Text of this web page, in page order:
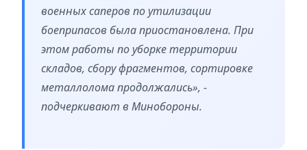
военных саперов по утилизации
боеприпасов была приостановлена. При
этом работы по уборке территории
складов, сбору фрагментов, сортировке
металлолома продолжались», -
подчеркивают в Минобороны.